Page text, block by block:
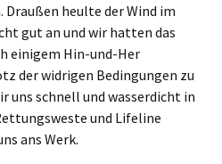
Draußen heulte der Wind im
gut an und wir hatten das
einigem Hin-und-Her
der widrigen Bedingungen zu
uns schnell und wasserdicht in
und Lifeline
ans Werk.